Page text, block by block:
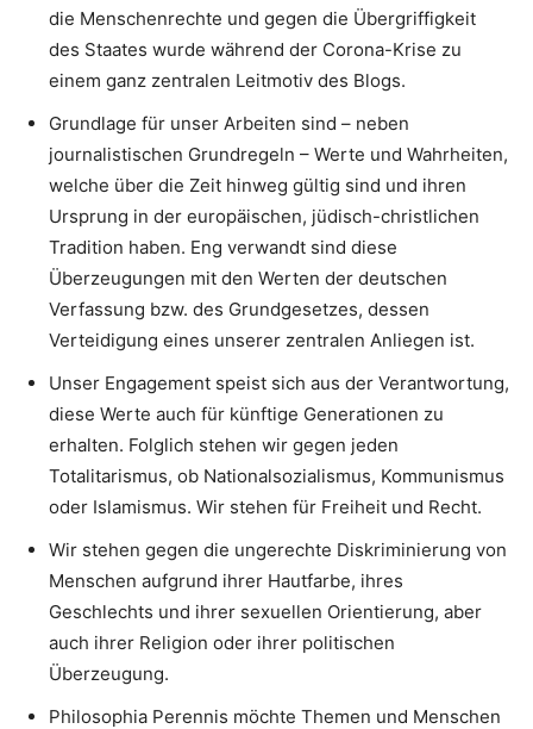
die Menschenrechte und gegen die Übergriffigkeit
des Staates wurde während der Corona-Krise zu
einem ganz zentralen Leitmotiv des Blogs.
Grundlage für unser Arbeiten sind – neben
journalistischen Grundregeln – Werte und Wahrheiten,
welche über die Zeit hinweg gültig sind und ihren
Ursprung in der europäischen, jüdisch-christlichen
Tradition haben. Eng verwandt sind diese
Überzeugungen mit den Werten der deutschen
Verfassung bzw. des Grundgesetzes, dessen
Verteidigung eines unserer zentralen Anliegen ist.
Unser Engagement speist sich aus der Verantwortung,
diese Werte auch für künftige Generationen zu
erhalten. Folglich stehen wir gegen jeden
Totalitarismus, ob Nationalsozialismus, Kommunismus
oder Islamismus. Wir stehen für Freiheit und Recht.
Wir stehen gegen die ungerechte Diskriminierung von
Menschen aufgrund ihrer Hautfarbe, ihres
Geschlechts und ihrer sexuellen Orientierung, aber
auch ihrer Religion oder ihrer politischen
Überzeugung.
Philosophia Perennis möchte Themen und Menschen